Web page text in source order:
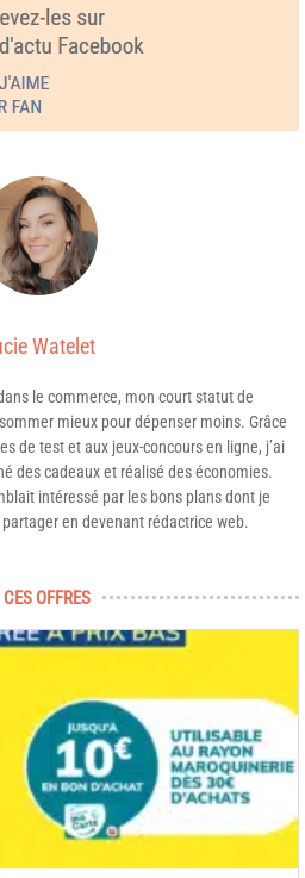
Watelet
le commerce, mon court statut de
mieux pour dépenser moins. Grâce
de test et aux jeux-concours en ligne, j’ai
des cadeaux et réalisé des économies.
intéressé par les bons plans dont je
en devenant rédactrice web.
OFFRES